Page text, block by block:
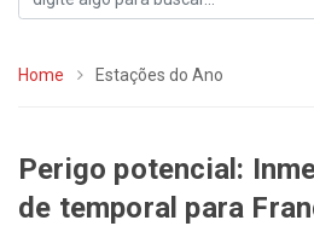
Home Estações do Ano
Perigo potencial:
de temporal para